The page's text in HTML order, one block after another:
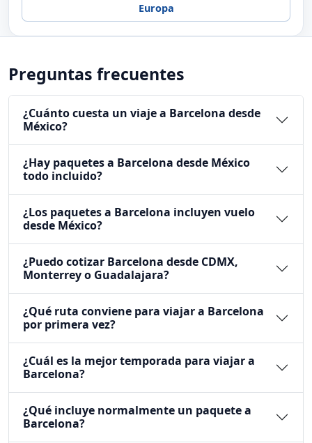
Europa
Preguntas frecuentes
¿Cuánto cuesta un viaje a Barcelona desde
México?
¿Hay paquetes a Barcelona desde México
todo incluido?
¿Los paquetes a Barcelona incluyen vuelo
desde México?
¿Puedo cotizar Barcelona desde CDMX,
Monterrey o Guadalajara?
¿Qué ruta conviene para viajar a Barcelona
por primera vez?
¿Cuál es la mejor temporada para viajar a
Barcelona?
¿Qué incluye normalmente un paquete a
Barcelona?